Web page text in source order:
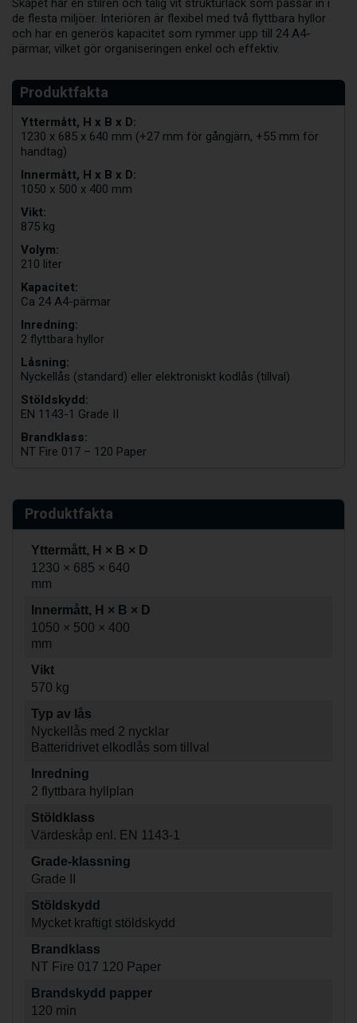
Skåpet har en stilren och tålig vit strukturlack som passar in i
de flesta miljöer. Interiören är flexibel med två flyttbara hyllor
och har en generös kapacitet som rymmer upp till 24 A4-
pärmar, vilket gör organiseringen enkel och effektiv.
Yttermått, H x B x D:
1230 x 685 x 640 mm (+27 mm för gångjärn, +55 mm för
handtag)
Innermått, H x B x D:
1050 x 500 x 400 mm
Vikt:
875 kg
Volym:
210 liter
Kapacitet:
Ca 24 A4-pärmar
Inredning:
2 flyttbara hyllor
Låsning:
Nyckellås (standard) eller elektroniskt kodlås (tillval)
Stöldskydd:
EN 1143-1 Grade II
Brandklass:
NT Fire 017 – 120 Paper
Produktfakta
Yttermått, H × B × D
1230 × 685 × 640
mm
Innermått, H × B × D
1050 × 500 × 400
mm
Vikt
570 kg
Typ av lås
Nyckellås med 2 nycklar
Batteridrivet elkodlås som tillval
Inredning
2 flyttbara hyllplan
Stöldklass
Värdeskåp enl. EN 1143-1
Grade-klassning
Grade II
Stöldskydd
Mycket kraftigt stöldskydd
Brandklass
NT Fire 017 120 Paper
Brandskydd papper
120 min